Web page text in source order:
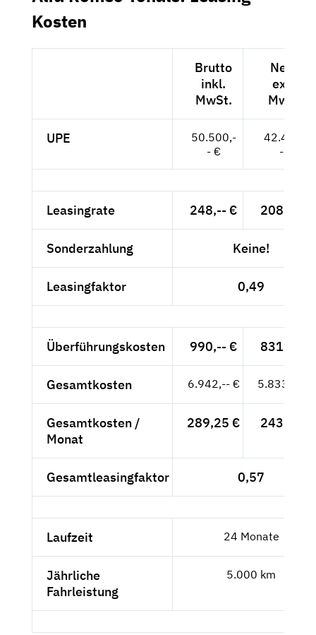
Kosten
Brutto
inkl.
MwSt.
Netto
exkl.
MwSt.
UPE
50.500,-
- €
42.437,-
- €
Leasingrate 248,-- € 208,40 €
Sonderzahlung Keine!
Leasingfaktor 0,49
Überführungskosten 990,-- € 831,93 €
Gesamtkosten 6.942,-- € 5.833,61 €
Gesamtkosten /
Monat
289,25 € 243,07 €
Gesamtleasingfaktor 0,57
Laufzeit 24 Monate
Jährliche
Fahrleistung
5.000 km